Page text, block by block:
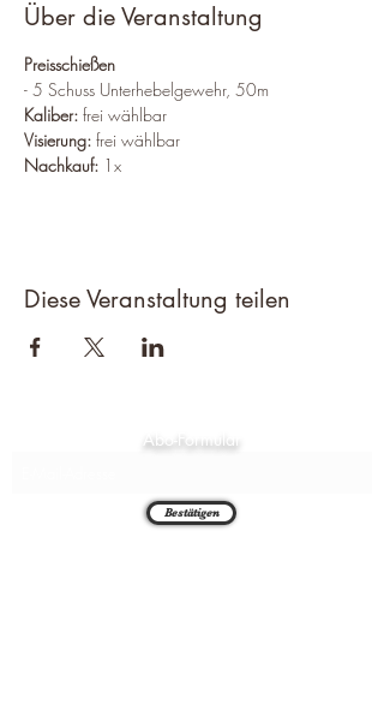
Über die Veranstaltung
Preisschießen
- 5 Schuss Unterhebelgewehr, 50m
Kaliber: frei wählbar
Visierung: frei wählbar
Nachkauf: 1x
Diese Veranstaltung teilen
Abo-Formular
Bestätigen